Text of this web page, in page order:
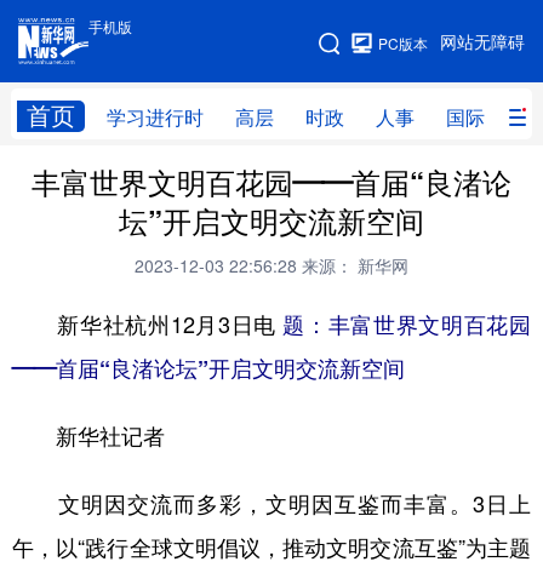
手机版
网站无障碍
PC版本
首页 学习进行时 高层 时政 人事 国际 财
手机版
网站地图
学习进行时 高层 时政 人事
财经 网评
科技 科创 量子 体育
文化 书画 健康
访谈
食品 人居 信息化 数字经济
丰富世界文明百花园——首届“良渚论
坛”开启文明交流新空间
2023-12-03 22:56:28 来源： 新华网
新华社杭州12月3日电 题：丰富世界文明百花园
——首届“良渚论坛”开启文明交流新空间
新华社记者
文明因交流而多彩，文明因互鉴而丰富。3日上
午，以“践行全球文明倡议，推动文明交流互鉴”为主题